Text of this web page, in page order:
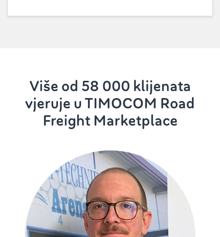
Više od 58 000 klijenata
vjeruje u TIMOCOM Road
Freight Marketplace